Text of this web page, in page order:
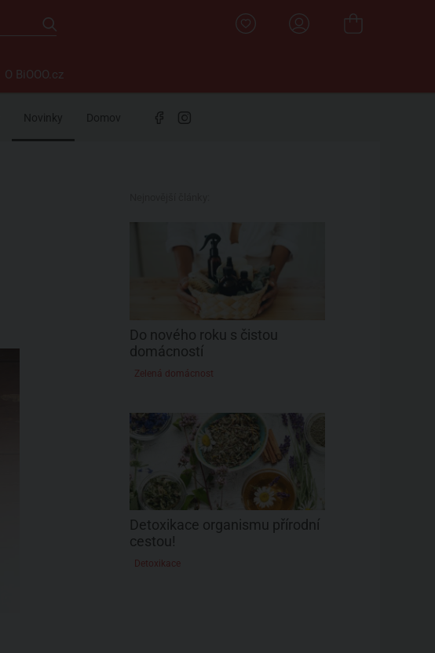
O BiOOO.cz
Novinky Domov
Do nového roku s čistou
domácností
Zelená domácnost
Detoxikace organismu přírodní
cestou!
Detoxikace